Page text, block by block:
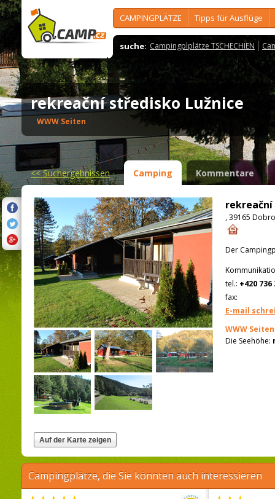
CAMPINGPLÄTZE Tipps für Ausflüge
suche: Campingplplätze TSCHECHIEN
rekreační středisko Lužnice
WWW Seiten
<<Suchergebnissen Camping Kommentare
rekreační
, 39165
Der
tel.: +420 736
fax:
E-mail
WWW Seiten
Die Seehöhe:
Campingplätze, die Sie könnten auch interessieren